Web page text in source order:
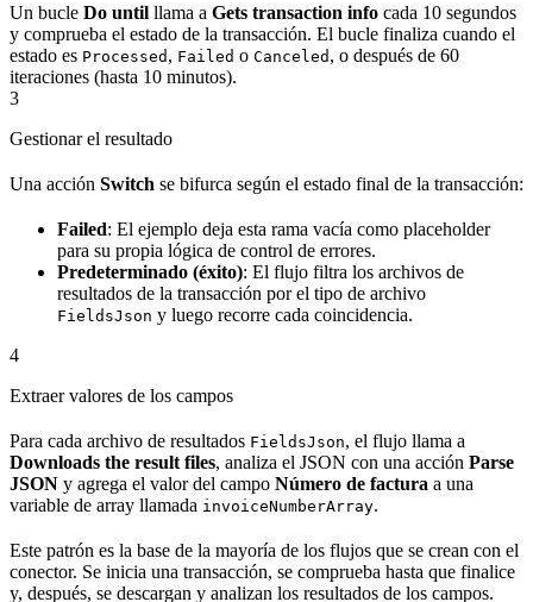
Un bucle Do until llama a Gets transaction info cada 10 segundos
y comprueba el estado de la transacción. El bucle finaliza cuando el
estado es Processed , Failed o Canceled , o después de 60
iteraciones (hasta 10 minutos).
3
Gestionar el resultado
Una acción Switch se bifurca según el estado final de la transacción:
Failed: El ejemplo deja esta rama vacía como placeholder
para su propia lógica de control de errores.
Predeterminado (éxito): El flujo filtra los archivos de
resultados de la transacción por el tipo de archivo
FieldsJson y luego recorre cada coincidencia.
4
Extraer valores de los campos
Para cada archivo de resultados FieldsJson, el flujo llama a
Downloads the result files, analiza el JSON con una acción Parse
JSON y agrega el valor del campo Número de factura a una
variable de array llamada invoiceNumberArray.
Este patrón es la base de la mayoría de los flujos que se crean con el
conector. Se inicia una transacción, se comprueba hasta que finalice
y, después, se descargan y analizan los resultados de los campos.